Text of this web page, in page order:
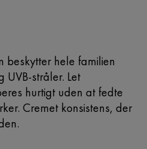
beskytter hele familien
UVB-stråler. Let
hurtigt uden at fedte
Cremet konsistens, der